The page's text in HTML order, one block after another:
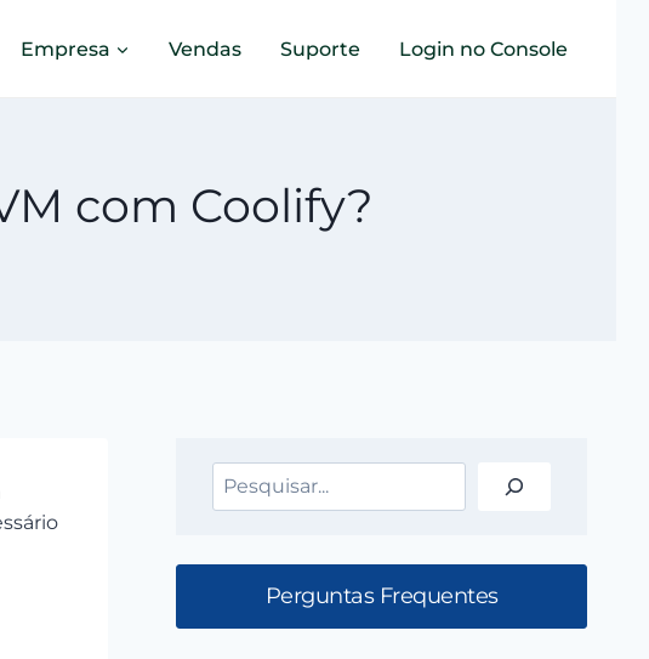
Empresa Vendas Suporte Login no Console
com Coolify?
Pesquisar
Perguntas Frequentes